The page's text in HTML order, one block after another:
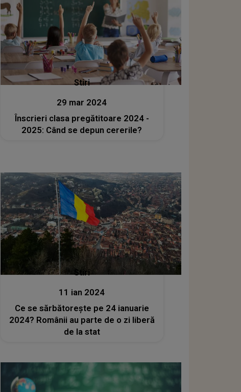
Stiri
29 mar 2024
Înscrieri clasa pregătitoare 2024 -
2025: Când se depun cererile?
Stiri
11 ian 2024
Ce se sărbătorește pe 24 ianuarie
2024? Românii au parte de o zi liberă
de la stat